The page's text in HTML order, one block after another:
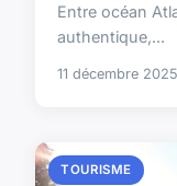
Entre océan
authentique,...
11 décembre 2025
TOURISME